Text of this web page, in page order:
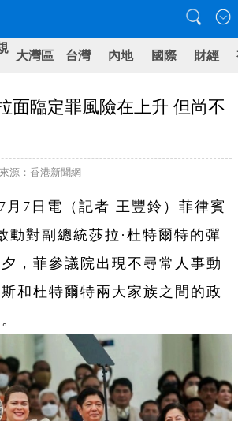
大灣區 台灣 內地 國際 財經
面臨定罪風險在上升 但尚不
源：香港新聞網
月7日電（記者 王豐鈴）菲律賓
動對副總統莎拉·杜特爾特的彈
，菲參議院出現不尋常人事動
和杜特爾特兩大家族之間的政